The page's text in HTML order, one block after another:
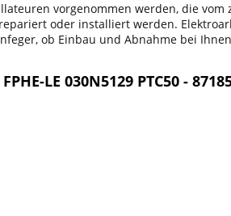
vorgenommen werden, die
oder installiert werden.
ob Einbau und Abnahme bei
LE 030N5129 PTC50 -